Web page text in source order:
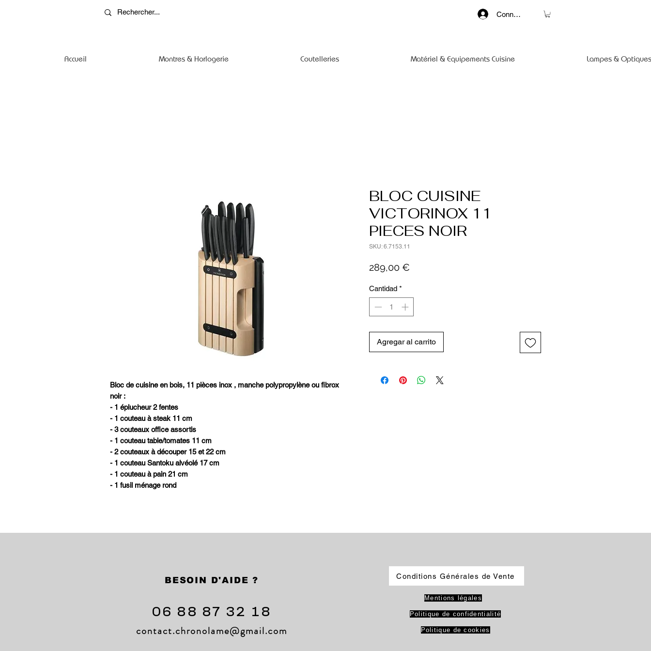
Connexion
Accueil Montres & Horlogerie Coutelleries Matériel & Equipements Cuisine Lampes &
Bloc de cuisine en bois, 11 pièces inox , manche polypropylène ou fibrox
noir :
- 1 éplucheur 2 fentes
- 1 couteau à steak 11 cm
- 3 couteaux office assortis
- 1 couteau table/tomates 11 cm
- 2 couteaux à découper 15 et 22 cm
- 1 couteau Santoku alvéolé 17 cm
- 1 couteau à pain 21 cm
- 1 fusil ménage rond
BLOC CUISINE
VICTORINOX 11
PIECES NOIR
SKU: 6.7153.11
289,00 €
Cantidad *
Agregar al carrito
BESOIN D'AIDE ?
06 88 87 32 18
contact.chronolame@gmail.com
Conditions Générales de Vente
Mentions légales
Politique de confidentialité
Politique de cookies